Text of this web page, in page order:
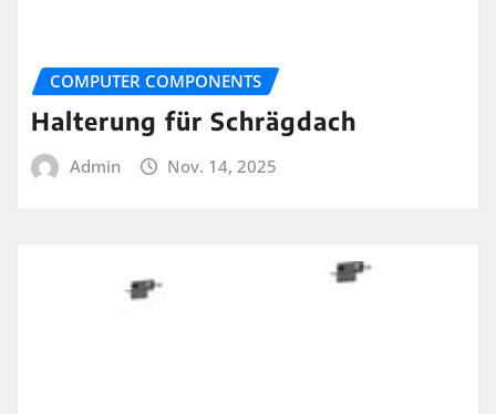
COMPUTER COMPONENTS
Halterung für Schrägdach
Admin Nov. 14, 2025